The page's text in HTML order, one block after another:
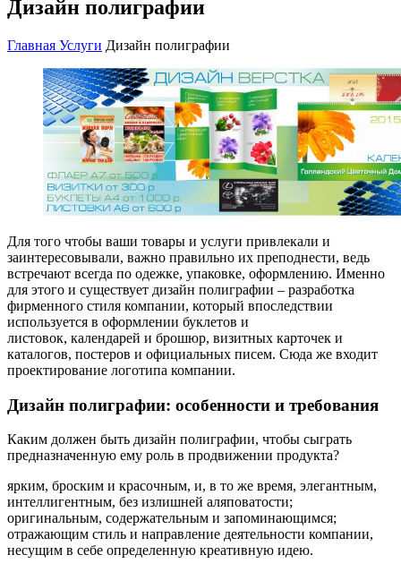
Дизайн полиграфии
Главная Услуги Дизайн полиграфии
Для того чтобы ваши товары и услуги привлекали и
заинтересовывали, важно правильно их преподнести, ведь
встречают всегда по одежке, упаковке, оформлению. Именно
для этого и существует дизайн полиграфии – разработка
фирменного стиля компании, который впоследствии
используется в оформлении буклетов и
листовок, календарей и брошюр, визитных карточек и
каталогов, постеров и официальных писем. Сюда же входит
проектирование логотипа компании.
Дизайн полиграфии: особенности и требования
Каким должен быть дизайн полиграфии, чтобы сыграть
предназначенную ему роль в продвижении продукта?
ярким, броским и красочным, и, в то же время, элегантным,
интеллигентным, без излишней аляповатости;
оригинальным, содержательным и запоминающимся;
отражающим стиль и направление деятельности компании,
несущим в себе определенную креативную идею.